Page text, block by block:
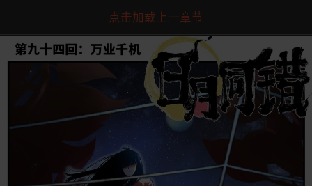
点击加载上一章节